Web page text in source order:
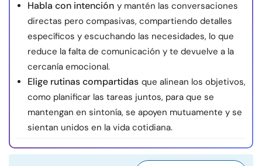
Idioma ES
Sobre nosotros Contáctanos
nosotros
© Copyright 2026. Todos los derechos reservados.
Habla con intención y mantén las conversaciones
directas pero compasivas, compartiendo detalles
específicos y escuchando las necesidades, lo que
reduce la falta de comunicación y te devuelve a la
cercanía emocional.
Elige rutinas compartidas que alinean los objetivos,
como planificar las tareas juntos, para que se
mantengan en sintonía, se apoyen mutuamente y se
sientan unidos en la vida cotidiana.